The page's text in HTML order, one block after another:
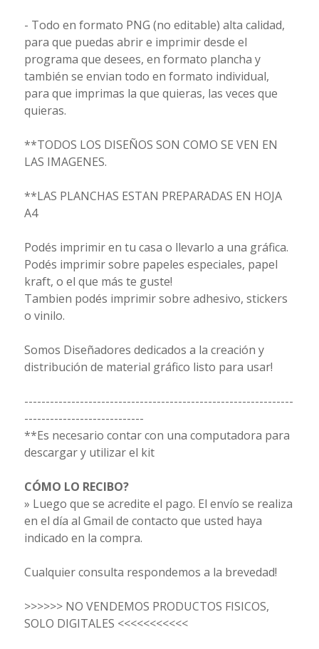
- Todo en formato PNG (no editable) alta calidad,
para que puedas abrir e imprimir desde el
programa que desees, en formato plancha y
también se envian todo en formato individual,
para que imprimas la que quieras, las veces que
quieras.
**TODOS LOS DISEÑOS SON COMO SE VEN EN
LAS IMAGENES.
**LAS PLANCHAS ESTAN PREPARADAS EN HOJA
A4
Podés imprimir en tu casa o llevarlo a una gráfica.
Podés imprimir sobre papeles especiales, papel
kraft, o el que más te guste!
Tambien podés imprimir sobre adhesivo, stickers
o vinilo.
Somos Diseñadores dedicados a la creación y
distribución de material gráfico listo para usar!
---------------------------------------------------------------
----------------------------
**Es necesario contar con una computadora para
descargar y utilizar el kit
CÓMO LO RECIBO?
» Luego que se acredite el pago. El envío se realiza
en el día al Gmail de contacto que usted haya
indicado en la compra.
Cualquier consulta respondemos a la brevedad!
>>>>>> NO VENDEMOS PRODUCTOS FISICOS,
SOLO DIGITALES <<<<<<<<<<<